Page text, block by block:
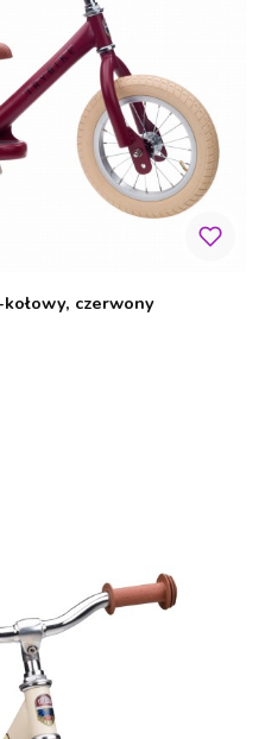
czerwony